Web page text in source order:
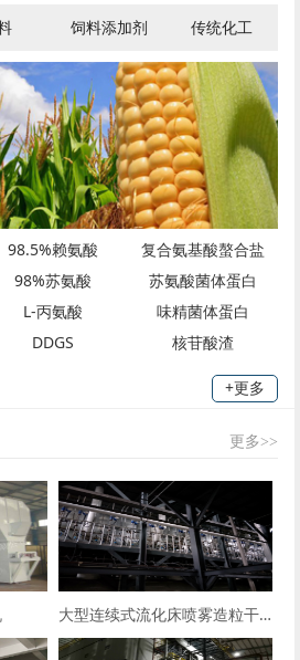
饲料添加剂 传统化工
98.5%赖氨酸
复合氨基酸螯合盐
98%苏氨酸
苏氨酸菌体蛋白
L-丙氨酸
味精菌体蛋白
DDGS 核苷酸渣
+更多
更多>>
大型连续式流化床喷雾造粒干燥机